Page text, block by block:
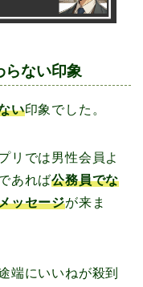
らない印象
い印象でした。
リでは男性会員よ
あれば公務員でな
ッセージが来ま
端にいいねが殺到